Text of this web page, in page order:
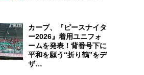
カープ、『ピースナイタ
ー2026』着用ユニフォ
ームを発表！背番号下に
平和を願う“折り鶴”をデ
ザ…